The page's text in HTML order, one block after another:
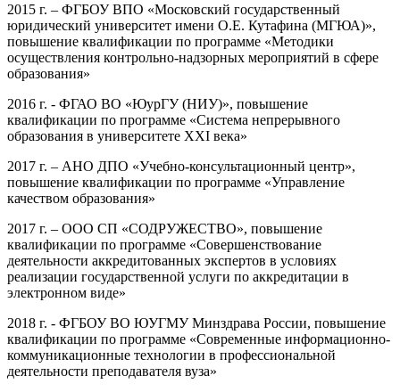
2015 г. – ФГБОУ ВПО «Московский государственный
юридический университет имени О.Е. Кутафина (МГЮА)»,
повышение квалификации по программе «Методики
осуществления контрольно-надзорных мероприятий в сфере
образования»
2016 г. - ФГАО ВО «ЮурГУ (НИУ)», повышение
квалификации по программе «Система непрерывного
образования в университете XXI века»
2017 г. – АНО ДПО «Учебно-консультационный центр»,
повышение квалификации по программе «Управление
качеством образования»
2017 г. – ООО СП «СОДРУЖЕСТВО», повышение
квалификации по программе «Совершенствование
деятельности аккредитованных экспертов в условиях
реализации государственной услуги по аккредитации в
электронном виде»
2018 г. - ФГБОУ ВО ЮУГМУ Минздрава России, повышение
квалификации по программе «Современные информационно-
коммуникационные технологии в профессиональной
деятельности преподавателя вуза»